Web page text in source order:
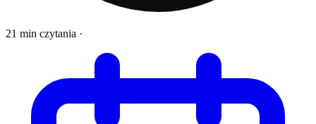
21 min czytania ·